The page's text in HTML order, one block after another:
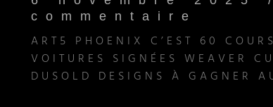
commentaire
ART5 PHOENIX C’EST 60
VOITURES SIGNÉES WEAVER
DUSOLD DESIGNS À GAGNER